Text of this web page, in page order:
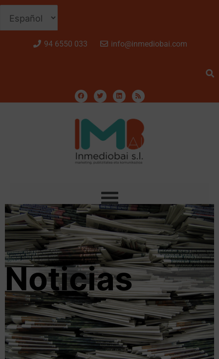
94 6550 033 info@inmediobai.com
Noticias